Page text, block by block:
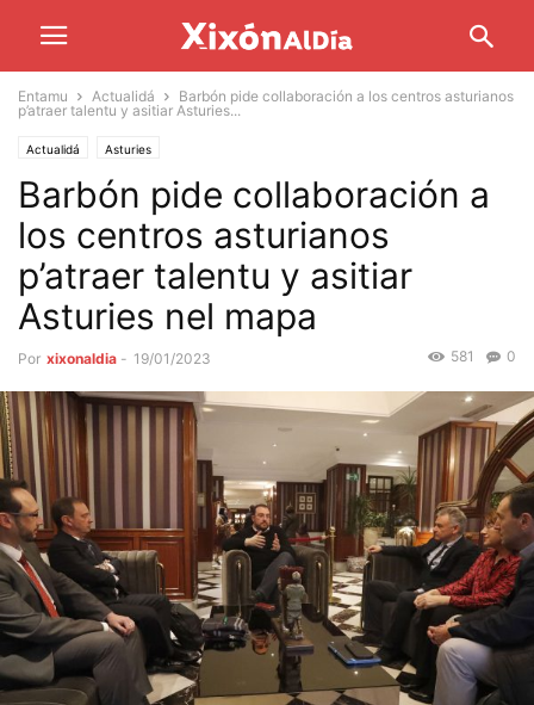
Entamu Actualidá
Barbón pide collaboración a los centros asturianos
p’atraer talentu y asitiar Asturies...
Actualidá Asturies
Barbón pide collaboración a
los centros asturianos
p’atraer talentu y asitiar
Asturies nel mapa
Por xixonaldia - 19/01/2023 0
581